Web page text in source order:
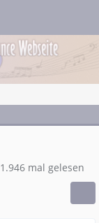
1.946 mal gelesen